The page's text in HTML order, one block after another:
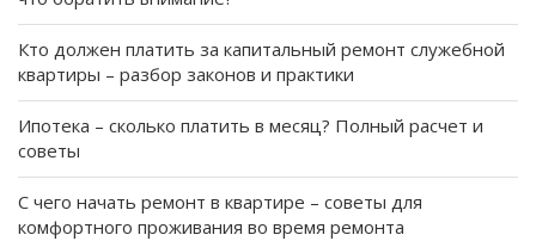
Кто должен платить за капитальный ремонт служебной
квартиры – разбор законов и практики
Ипотека – сколько платить в месяц? Полный расчет и
советы
С чего начать ремонт в квартире – советы для
комфортного проживания во время ремонта